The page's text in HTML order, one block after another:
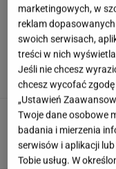
blok
marketingowych, w
reklam
swoich serwisach,
treści w nich
Jeśli nie chcesz
chcesz wycofać
„Ustawień
Twoje dane osobowe
badania i mierzenia
serwisów i aplikacji
Tobie usług. W